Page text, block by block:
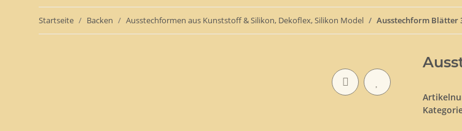
Startseite Backen Ausstechformen aus Kunststoff & Silikon, Dekoflex, Silikon Model Ausstechform Blätter